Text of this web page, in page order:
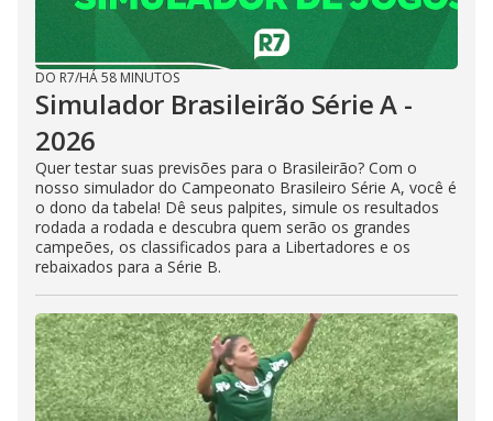
DO R7/HÁ 58 MINUTOS
Simulador Brasileirão Série A -
2026
Quer testar suas previsões para o Brasileirão? Com o
nosso simulador do Campeonato Brasileiro Série A, você é
o dono da tabela! Dê seus palpites, simule os resultados
rodada a rodada e descubra quem serão os grandes
campeões, os classificados para a Libertadores e os
rebaixados para a Série B.